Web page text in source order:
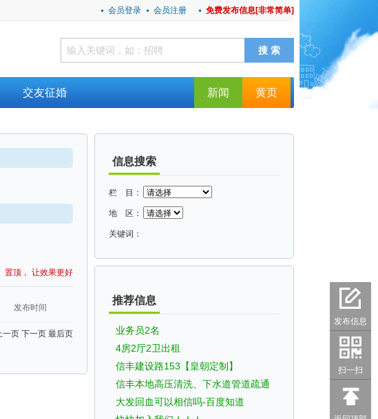
会员登录 会员注册 免费发布信息[非常简单]
交友征婚 黄页
新闻
置顶， 让效果更好
发布时间
页 下一页 最后页
信息搜索
栏 目：
地 区：
关键词：
推荐信息
业务员2名
4房2厅2卫出租
信丰建设路153【皇朝定制】
信丰本地高压清洗、下水道管道疏通
大发回血可以相信吗-百度知道
发布信息
扫一扫